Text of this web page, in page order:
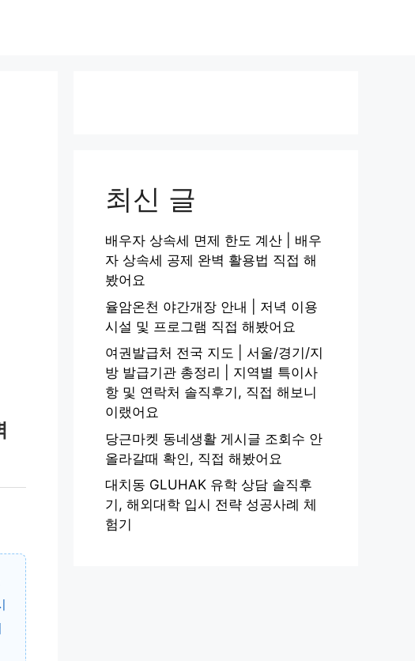
최신 글
배우자 상속세 면제 한도 계산 | 배우
자 상속세 공제 완벽 활용법 직접 해
봤어요
율암온천 야간개장 안내 | 저녁 이용
시설 및 프로그램 직접 해봤어요
여권발급처 전국 지도 | 서울/경기/지
방 발급기관 총정리 | 지역별 특이사
항 및 연락처 솔직후기, 직접 해보니
이랬어요
당근마켓 동네생활 게시글 조회수 안
올라갈때 확인, 직접 해봤어요
대치동 GLUHAK 유학 상담 솔직후
기, 해외대학 입시 전략 성공사례 체
험기